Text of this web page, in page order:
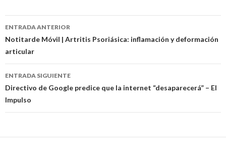
Navegación
de
entradas
ENTRADA ANTERIOR
Notitarde Móvil | Artritis Psoriásica: inflamación y deformación
articular
ENTRADA SIGUIENTE
Directivo de Google predice que la internet “desaparecerá” – El
Impulso